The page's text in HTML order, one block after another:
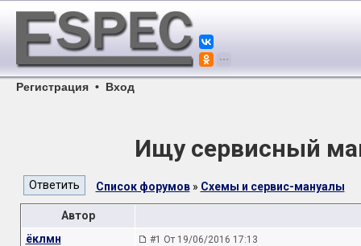
Регистрация • Вход
Ищу сервисный
Список форумов» Схемы и сервис-мануалы
Автор
ёклмн
#1 От 19/06/2016 17:13